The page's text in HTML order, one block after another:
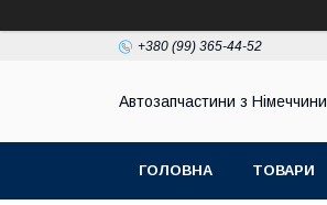
+380 (99) 365-44-52
Автозапчастини з Німеччини
ГОЛОВНА ТОВАРИ